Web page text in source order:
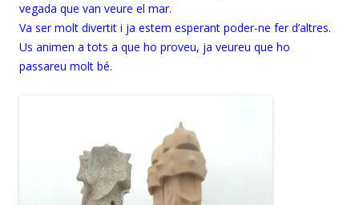
vegada que van veure el mar.
Va ser molt divertit i ja estem esperant poder-ne fer d’altres.
Us animen a tots a que ho proveu, ja veureu que ho
passareu molt bé.